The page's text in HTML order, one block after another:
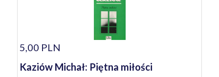
5,00 PLN
Kaziów Michał: Piętna miłości